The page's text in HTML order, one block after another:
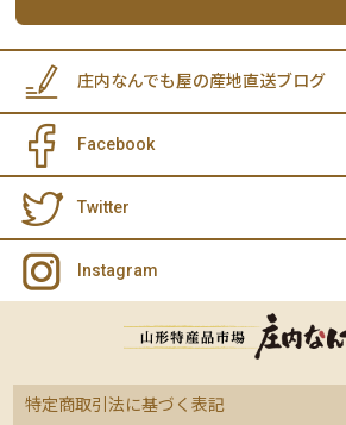
庄内なんでも屋の産地直送ブログ
Facebook
Twitter
Instagram
特定商取引法に基づく表記